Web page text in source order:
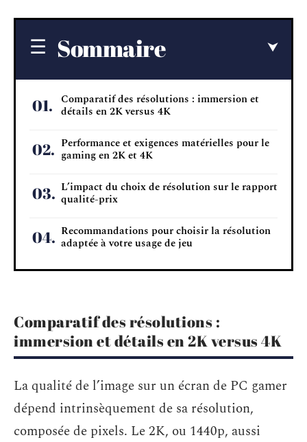
Sommaire
Comparatif des résolutions : immersion et
détails en 2K versus 4K
Performance et exigences matérielles pour le
gaming en 2K et 4K
L’impact du choix de résolution sur le rapport
qualité-prix
Recommandations pour choisir la résolution
adaptée à votre usage de jeu
Comparatif des résolutions :
immersion et détails en 2K versus 4K
La qualité de l’image sur un écran de PC gamer
dépend intrinsèquement de sa résolution,
composée de pixels. Le 2K, ou 1440p, aussi